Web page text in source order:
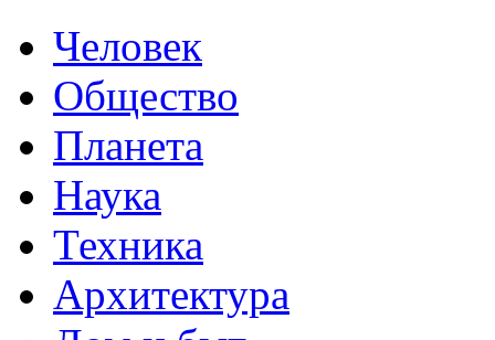
Человек
Общество
Планета
Наука
Техника
Архитектура